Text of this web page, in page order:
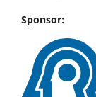
Sponsor: